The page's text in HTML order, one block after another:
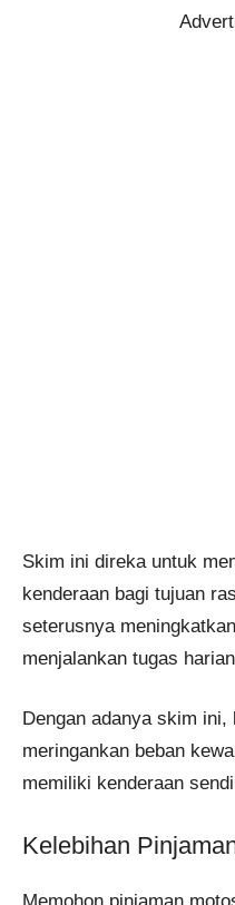
Skim ini direka untuk
kenderaan bagi tujuan
seterusnya
menjalankan tugas
Dengan adanya skim
meringankan beban
memiliki kenderaan
Kelebihan
Memohon pinjaman